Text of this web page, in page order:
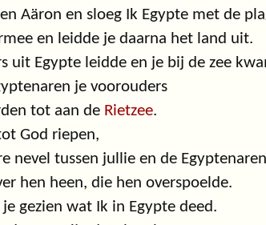
Aäron en sloeg Ik Egypte met de
en leidde je daarna het land uit.
uit Egypte leidde en je bij de zee
je voorouders
tot aan de Rietzee.
God riepen,
nevel tussen jullie en de Egyptenaren
hen heen, die hen overspoelde.
gezien wat Ik in Egypte deed.